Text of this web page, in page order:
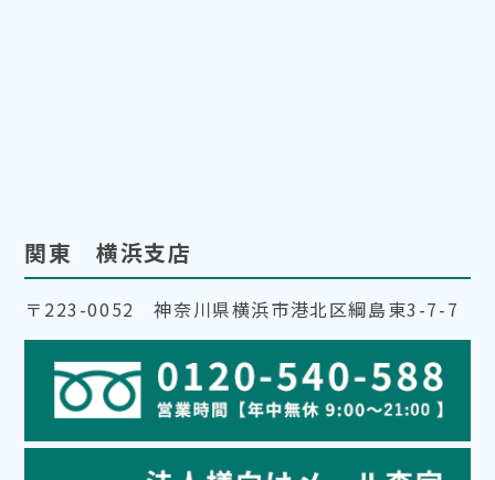
関東 横浜支店
〒223-0052 神奈川県横浜市港北区綱島東3-7-7